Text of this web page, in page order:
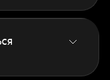
участников.